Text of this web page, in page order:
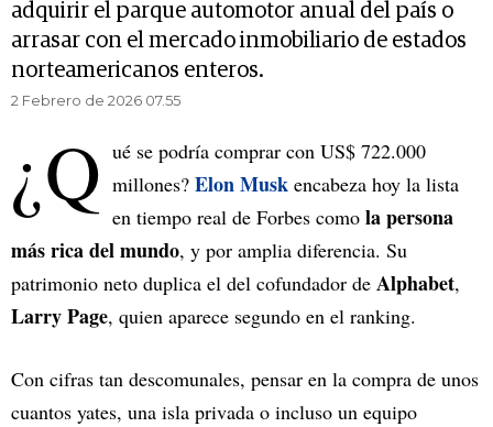
adquirir el parque automotor anual del país o
arrasar con el mercado inmobiliario de estados
norteamericanos enteros.
2 Febrero de 2026 07.55
¿Q ué se podría comprar con US$ 722.000
millones? Elon Musk encabeza hoy la lista
en tiempo real de Forbes como la persona
más rica del mundo, y por amplia diferencia. Su
patrimonio neto duplica el del cofundador de Alphabet,
Larry Page, quien aparece segundo en el ranking.
Con cifras tan descomunales, pensar en la compra de unos
cuantos yates, una isla privada o incluso un equipo